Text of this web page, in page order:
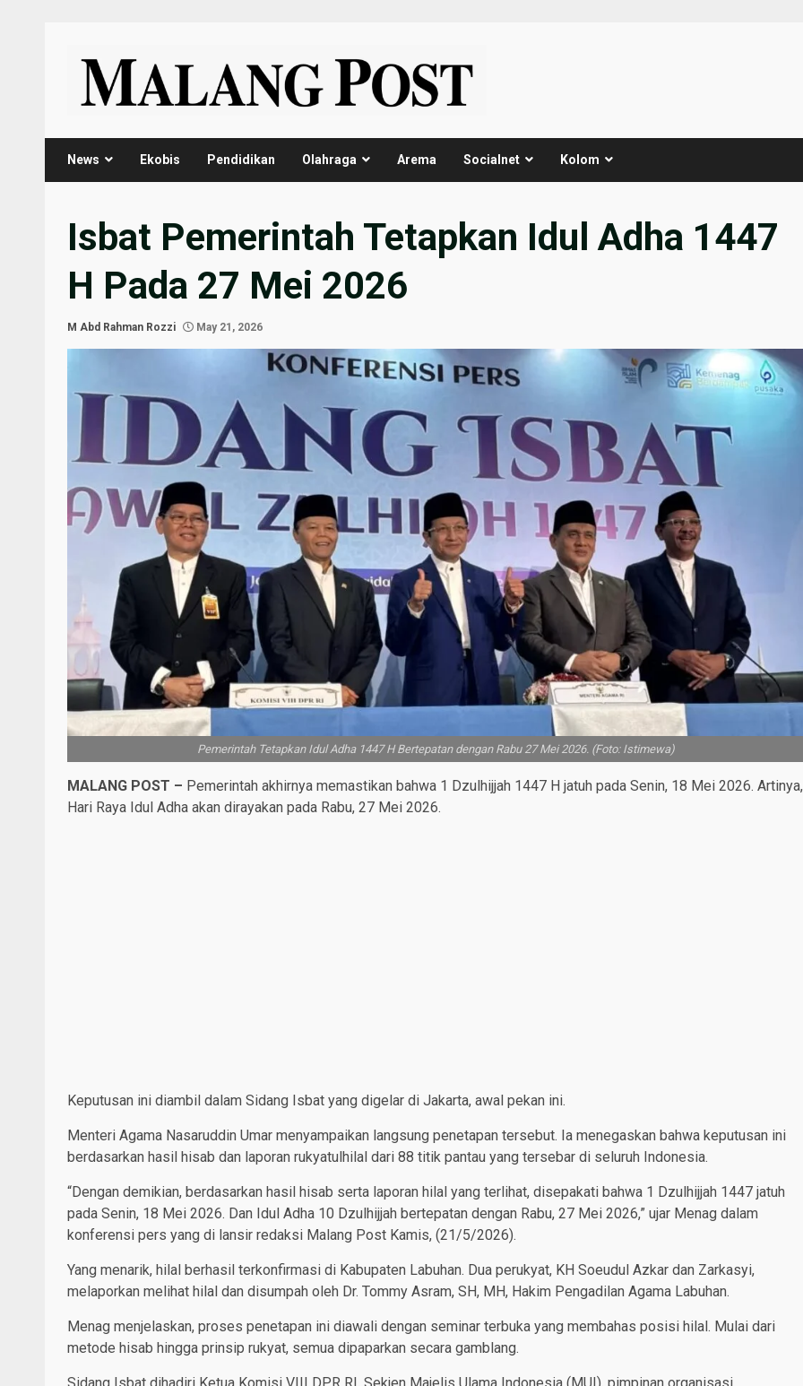
content
News Ekobis Pendidikan Olahraga Arema Socialnet Kolom
Isbat Pemerintah Tetapkan Idul Adha 1447
H Pada 27 Mei 2026
M Abd Rahman Rozzi May 21, 2026
Pemerintah Tetapkan Idul Adha 1447 H Bertepatan dengan Rabu 27 Mei 2026. (Foto: Istimewa)
MALANG POST – Pemerintah akhirnya memastikan bahwa 1 Dzulhijjah 1447 H jatuh pada Senin, 18 Mei 2026. Artinya,
Hari Raya Idul Adha akan dirayakan pada Rabu, 27 Mei 2026.
Keputusan ini diambil dalam Sidang Isbat yang digelar di Jakarta, awal pekan ini.
Menteri Agama Nasaruddin Umar menyampaikan langsung penetapan tersebut. Ia menegaskan bahwa keputusan ini
berdasarkan hasil hisab dan laporan rukyatulhilal dari 88 titik pantau yang tersebar di seluruh Indonesia.
“Dengan demikian, berdasarkan hasil hisab serta laporan hilal yang terlihat, disepakati bahwa 1 Dzulhijjah 1447 jatuh
pada Senin, 18 Mei 2026. Dan Idul Adha 10 Dzulhijjah bertepatan dengan Rabu, 27 Mei 2026,” ujar Menag dalam
konferensi pers yang di lansir redaksi Malang Post Kamis, (21/5/2026).
Yang menarik, hilal berhasil terkonfirmasi di Kabupaten Labuhan. Dua perukyat, KH Soeudul Azkar dan Zarkasyi,
melaporkan melihat hilal dan disumpah oleh Dr. Tommy Asram, SH, MH, Hakim Pengadilan Agama Labuhan.
Menag menjelaskan, proses penetapan ini diawali dengan seminar terbuka yang membahas posisi hilal. Mulai dari
metode hisab hingga prinsip rukyat, semua dipaparkan secara gamblang.